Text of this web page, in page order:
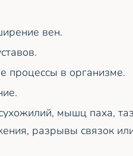
вен.
процессы в организме.
мышц паха,
разрывы связок